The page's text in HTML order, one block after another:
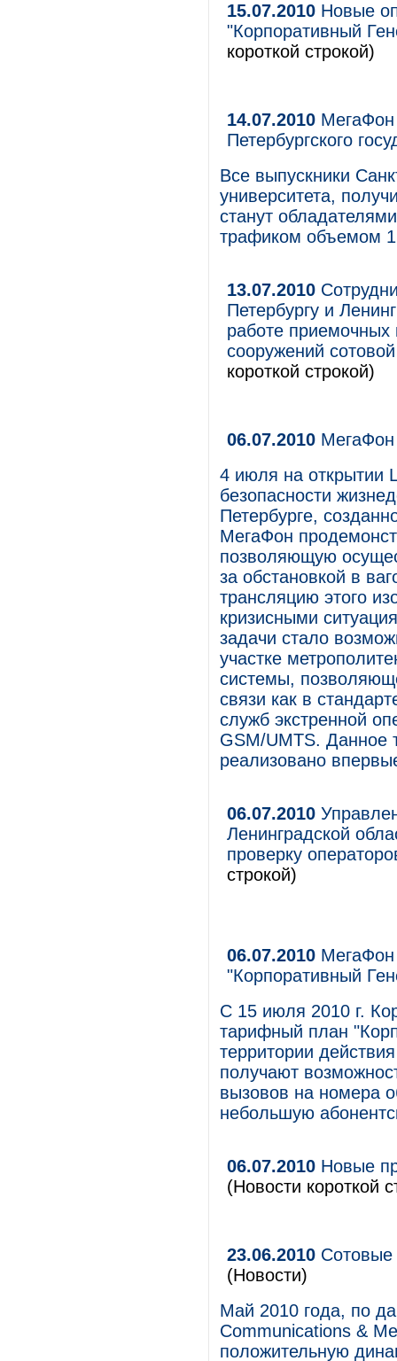
15.07.2010 Новые
"Корпоративный
короткой строкой)
14.07.2010 МегаФон
Петербургского
Все выпускники
университета,
станут
трафиком объемом
13.07.2010
Петербургу и
работе приемочных
сооружений
короткой строкой)
06.07.2010 МегаФон
4 июля на открытии
безопасности
Петербурге,
МегаФон
позволяющую
за обстановкой в
трансляцию этого
кризисными
задачи стало
участке
системы,
связи как в
служб экстренной
GSM/UMTS. Данное
реализовано
06.07.2010
Ленинградской
проверку
строкой)
06.07.2010 МегаФон
"Корпоративный
С 15 июля 2010 г.
тарифный план
территории
получают
вызовов на номера
небольшую
06.07.2010 Новые
(Новости короткой
23.06.2010 Сотовые
(Новости)
Май 2010 года, по
Communications &
положительную